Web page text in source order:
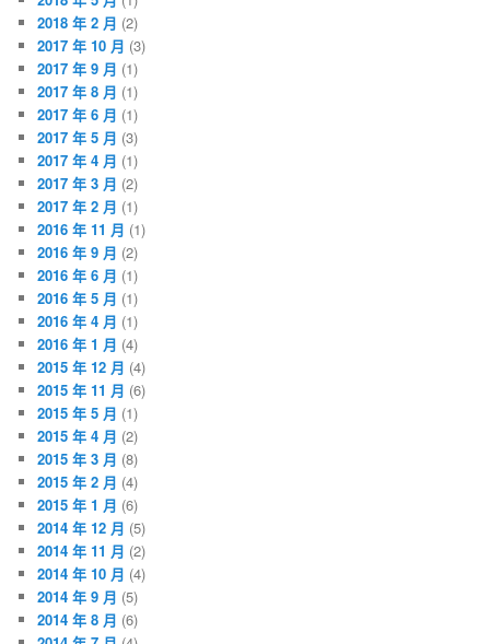
2018 年 2 月 (2)
2017 年 10 月 (3)
2017 年 9 月 (1)
2017 年 8 月 (1)
2017 年 6 月 (1)
2017 年 5 月 (3)
2017 年 4 月 (1)
2017 年 3 月 (2)
2017 年 2 月 (1)
2016 年 11 月 (1)
2016 年 9 月 (2)
2016 年 6 月 (1)
2016 年 5 月 (1)
2016 年 4 月 (1)
2016 年 1 月 (4)
2015 年 12 月 (4)
2015 年 11 月 (6)
2015 年 5 月 (1)
2015 年 4 月 (2)
2015 年 3 月 (8)
2015 年 2 月 (4)
2015 年 1 月 (6)
2014 年 12 月 (5)
2014 年 11 月 (2)
2014 年 10 月 (4)
2014 年 9 月 (5)
2014 年 8 月 (6)